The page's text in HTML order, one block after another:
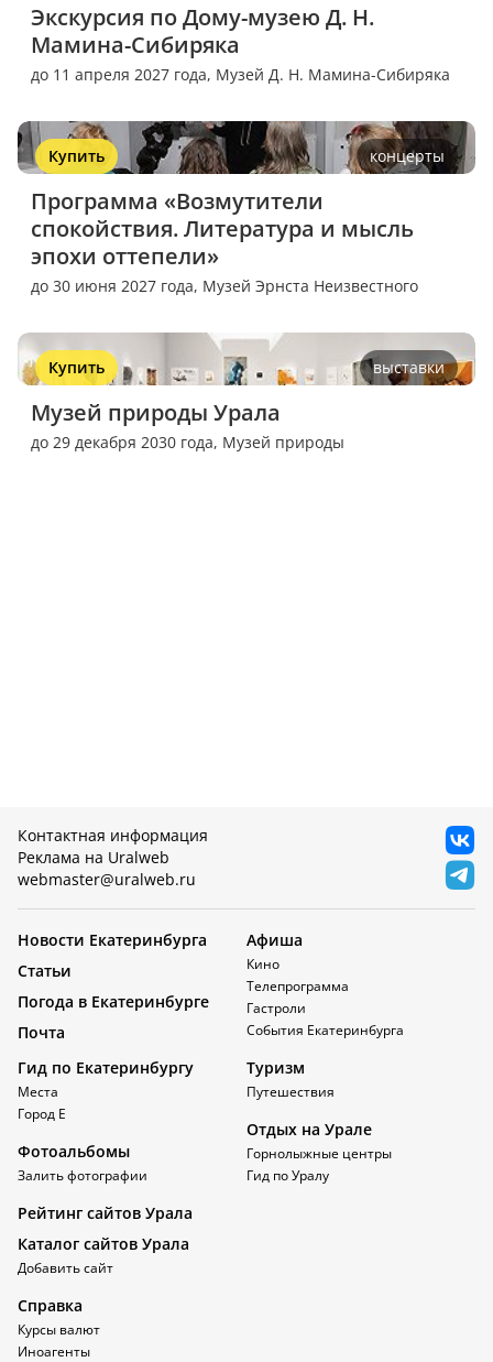
Экскурсия по Дому-музею Д. Н.
Мамина-Сибиряка
до 11 апреля 2027 года, Музей Д. Н. Мамина-Сибиряка
Купить концерты
Программа «Возмутители
спокойствия. Литература и мысль
эпохи оттепели»
до 30 июня 2027 года, Музей Эрнста Неизвестного
Купить выставки
Музей природы Урала
до 29 декабря 2030 года, Музей природы
Контактная информация
Реклама на Uralweb
webmaster@uralweb.ru
Новости Екатеринбурга
Статьи
Погода в Екатеринбурге
Почта
Афиша
Кино
Телепрограмма
Гастроли
События Екатеринбурга
Гид по Екатеринбургу
Места
Город Е
Фотоальбомы
Залить фотографии
Туризм
Путешествия
Отдых на Урале
Горнолыжные центры
Гид по Уралу
Рейтинг сайтов Урала
Каталог сайтов Урала
Добавить сайт
Справка
Курсы валют
Иноагенты